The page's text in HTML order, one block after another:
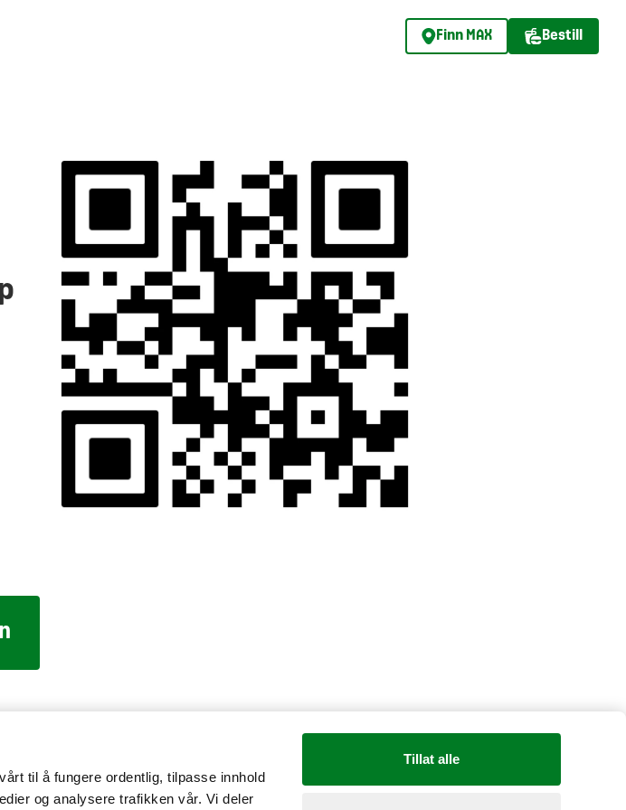
til å fungere ordentlig, tilpasse innhold
og analysere trafikken vår. Vi deler
Tillat alle
Finn MAX Bestill